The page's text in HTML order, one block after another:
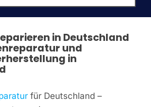
in Deutschland
und
in
für Deutschland –